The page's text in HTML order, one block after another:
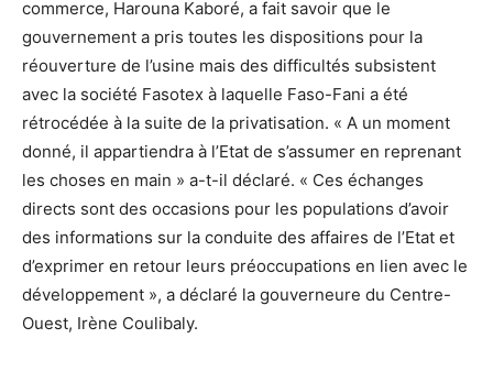
commerce, Harouna Kaboré, a fait savoir que le
gouvernement a pris toutes les dispositions pour la
réouverture de l’usine mais des difficultés subsistent
avec la société Fasotex à laquelle Faso-Fani a été
rétrocédée à la suite de la privatisation. « A un moment
donné, il appartiendra à l’Etat de s’assumer en reprenant
les choses en main » a-t-il déclaré. « Ces échanges
directs sont des occasions pour les populations d’avoir
des informations sur la conduite des affaires de l’Etat et
d’exprimer en retour leurs préoccupations en lien avec le
développement », a déclaré la gouverneure du Centre-
Ouest, Irène Coulibaly.